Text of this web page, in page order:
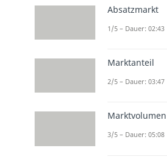
Absatzmarkt
1/5 – Dauer: 02:43
Marktanteil
2/5 – Dauer: 03:47
Marktvolumen
3/5 – Dauer: 05:08